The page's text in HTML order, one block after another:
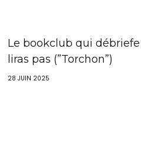
Le bookclub qui
liras pas (”Torchon”)
28 JUIN 2025